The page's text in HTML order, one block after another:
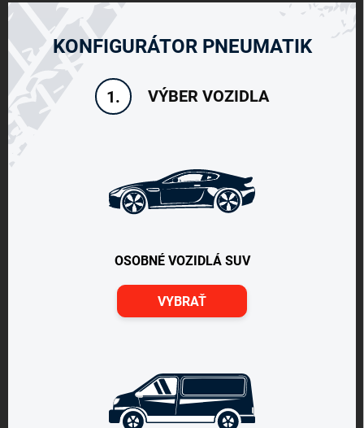
KONFIGURÁTOR PNEUMATIK
1. VÝBER VOZIDLA
OSOBNÉ VOZIDLÁ SUV
VYBRAŤ